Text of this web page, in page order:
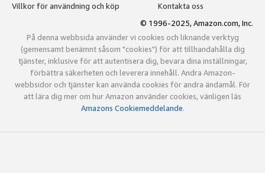
Villkor för användning och köp
Kontakta oss
© 1996-2025, Amazon.com, Inc.
På denna webbsida använder vi cookies och liknande verktyg
(gemensamt benämnt såsom "cookies") för att tillhandahålla dig
tjänster, inklusive för att autentisera dig, bevara dina inställningar,
förbättra säkerheten och leverera innehåll. Andra Amazon-
webbsidor och tjänster kan använda cookies för andra ändamål. För
att lära dig mer om hur Amazon använder cookies, vänligen läs
Amazons Cookiemeddelande.